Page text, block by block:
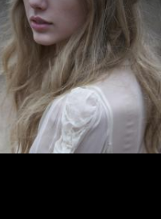
Fotos Biografie
2014